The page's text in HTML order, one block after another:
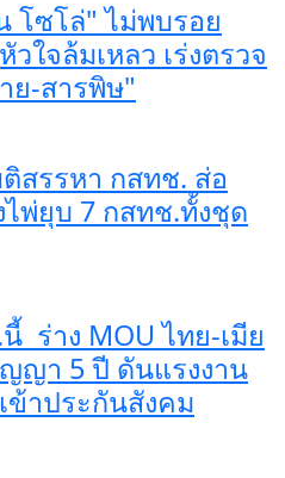
โซโล่" ไม่พบรอย
ใจล้มเหลว เร่งตรวจ
ย-สารพิษ"
สรรหา กสทช. ส่อ
พ่ยุบ 7 กสทช.ทั้งชุด
ร่าง MOU ไทย-เมีย
ญา 5 ปี ดันแรงงาน
ข้าประกันสังคม